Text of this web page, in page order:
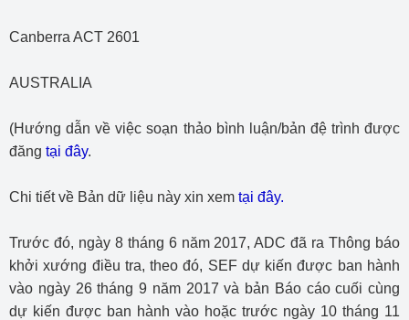
Canberra ACT 2601
AUSTRALIA
(Hướng dẫn về việc soạn thảo bình luận/bản đệ trình được
đăng tại đây.
Chi tiết về Bản dữ liệu này xin xem tại đây.
Trước đó, ngày 8 tháng 6 năm 2017, ADC đã ra Thông báo
khởi xướng điều tra, theo đó, SEF dự kiến được ban hành
vào ngày 26 tháng 9 năm 2017 và bản Báo cáo cuối cùng
dự kiến được ban hành vào hoặc trước ngày 10 tháng 11